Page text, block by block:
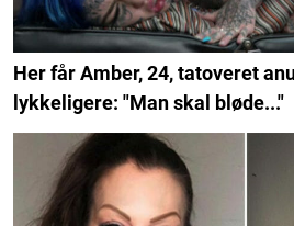
Her får Amber, 24, tatoveret
lykkeligere: "Man skal bløde..."